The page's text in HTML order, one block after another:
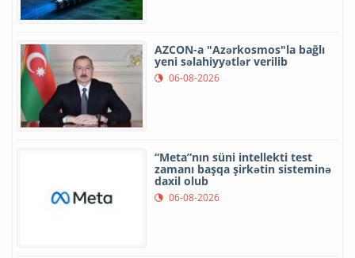
AZCON-a "Azərkosmos"la bağlı
yeni səlahiyyətlər verilib
06-08-2026
“Meta”nın süni intellekti test
zamanı başqa şirkətin sisteminə
daxil olub
06-08-2026